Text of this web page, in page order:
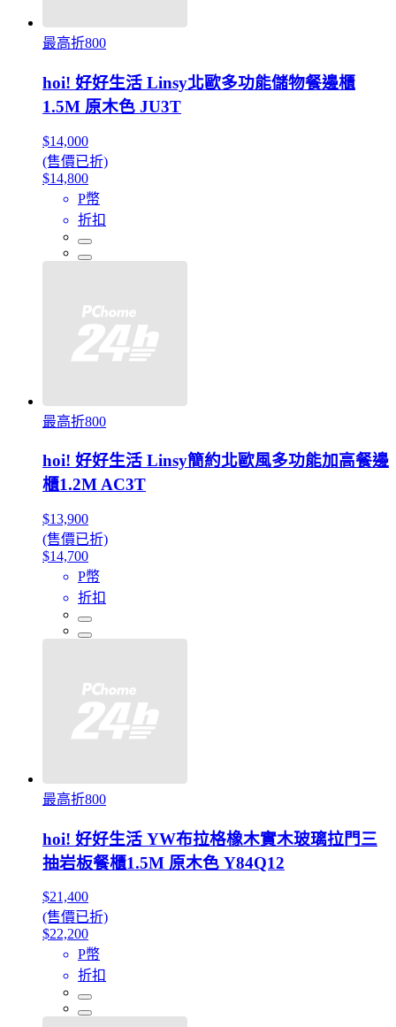
最高折800
hoi! 好好生活 Linsy北歐多功能儲物餐邊櫃
1.5M 原木色 JU3T
$14,000
(售價已折)
$14,800
P幣
折扣
最高折800
hoi! 好好生活 Linsy簡約北歐風多功能加高餐邊
櫃1.2M AC3T
$13,900
(售價已折)
$14,700
P幣
折扣
最高折800
hoi! 好好生活 YW布拉格橡木實木玻璃拉門三
抽岩板餐櫃1.5M 原木色 Y84Q12
$21,400
(售價已折)
$22,200
P幣
折扣